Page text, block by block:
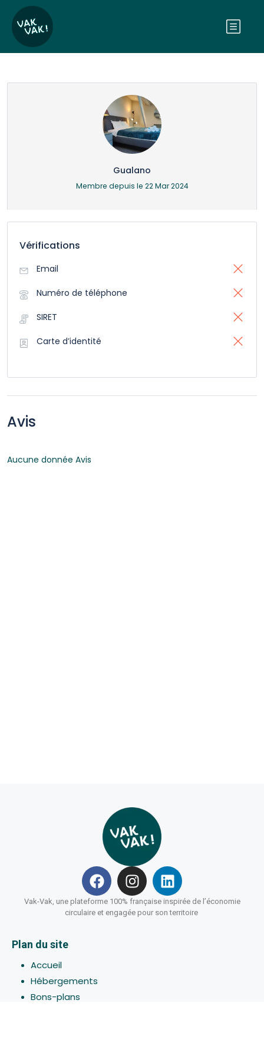
Gualano
Membre depuis le 22 Mar 2024
Vérifications
Email
Numéro de téléphone
SIRET
Carte d’identité
Avis
Aucune donnée Avis
Vak-Vak, une plateforme 100% française inspirée de l’économie
circulaire et engagée pour son territoire
Plan du site
Accueil
Hébergements
Bons-plans